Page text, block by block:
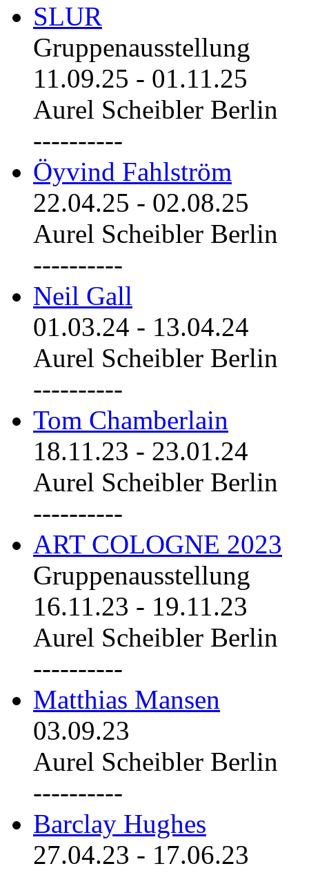
SLUR
Gruppenausstellung
11.09.25 - 01.11.25
Aurel Scheibler Berlin
----------
Öyvind Fahlström
22.04.25 - 02.08.25
Aurel Scheibler Berlin
----------
Neil Gall
01.03.24 - 13.04.24
Aurel Scheibler Berlin
----------
Tom Chamberlain
18.11.23 - 23.01.24
Aurel Scheibler Berlin
----------
ART COLOGNE 2023
Gruppenausstellung
16.11.23 - 19.11.23
Aurel Scheibler Berlin
----------
Matthias Mansen
03.09.23
Aurel Scheibler Berlin
----------
Barclay Hughes
27.04.23 - 17.06.23